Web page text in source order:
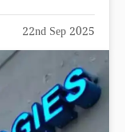
22nd Sep 2025